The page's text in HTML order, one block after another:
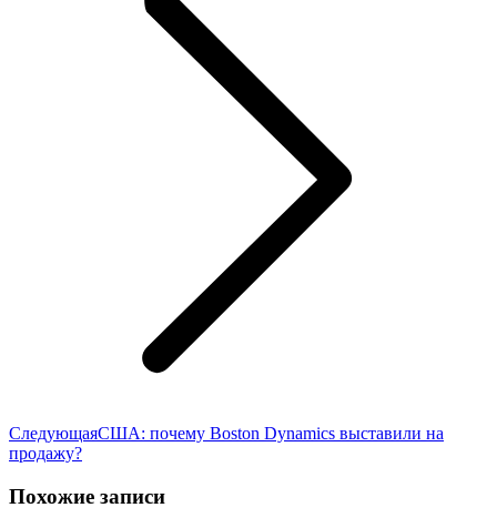
СледующаяСледующая
США: почему Boston Dynamics выставили на
продажу?
Похожие записи